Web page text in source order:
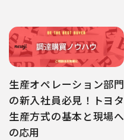
生産オペレーション部門
の新入社員必見！トヨタ
生産方式の基本と現場へ
の応用